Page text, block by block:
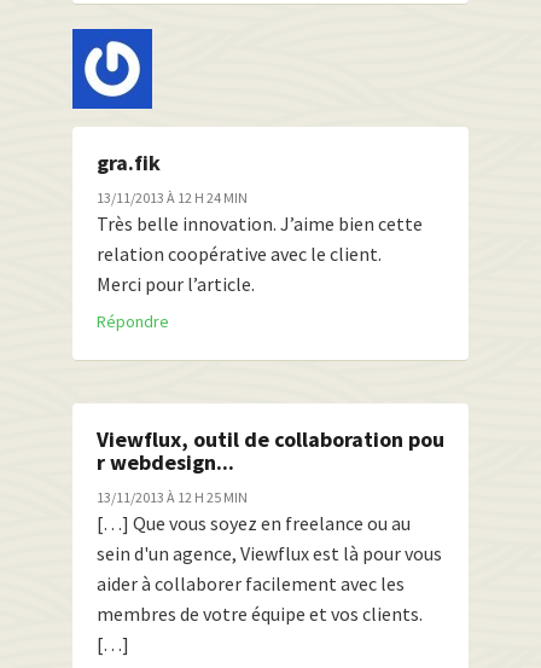
gra.fik
13/11/2013 À 12 H 24 MIN
Très belle innovation. J’aime bien cette
relation coopérative avec le client.
Merci pour l’article.
Répondre
Viewflux, outil de collaboration pou
r webdesign...
13/11/2013 À 12 H 25 MIN
[…] Que vous soyez en freelance ou au
sein d'un agence, Viewflux est là pour vous
aider à collaborer facilement avec les
membres de votre équipe et vos clients.
[…]